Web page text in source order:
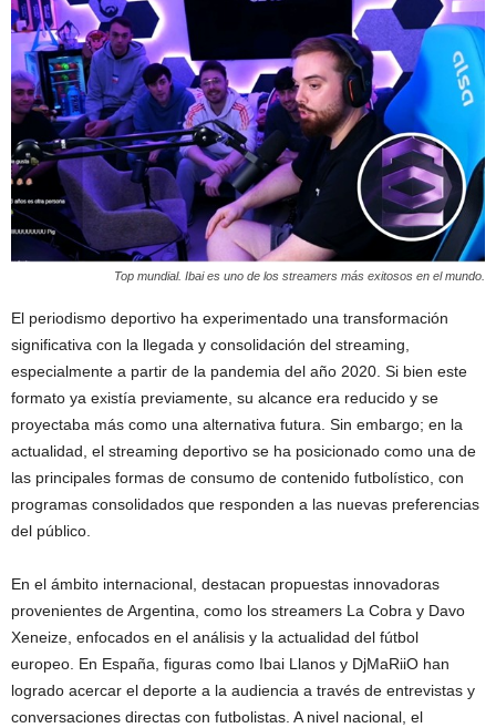
Top mundial. Ibai es uno de los streamers más exitosos en el mundo.
El periodismo deportivo ha experimentado una transformación
significativa con la llegada y consolidación del streaming,
especialmente a partir de la pandemia del año 2020. Si bien este
formato ya existía previamente, su alcance era reducido y se
proyectaba más como una alternativa futura. Sin embargo; en la
actualidad, el streaming deportivo se ha posicionado como una de
las principales formas de consumo de contenido futbolístico, con
programas consolidados que responden a las nuevas preferencias
del público.
En el ámbito internacional, destacan propuestas innovadoras
provenientes de Argentina, como los streamers La Cobra y Davo
Xeneize, enfocados en el análisis y la actualidad del fútbol
europeo. En España, figuras como Ibai Llanos y DjMaRiiO han
logrado acercar el deporte a la audiencia a través de entrevistas y
conversaciones directas con futbolistas. A nivel nacional, el